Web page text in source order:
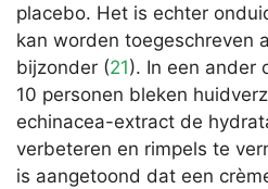
placebo. Het is echter
kan worden toegeschreven
bijzonder (21). In een ander
10 personen bleken
echinacea-extract de
verbeteren en rimpels te
is aangetoond dat een